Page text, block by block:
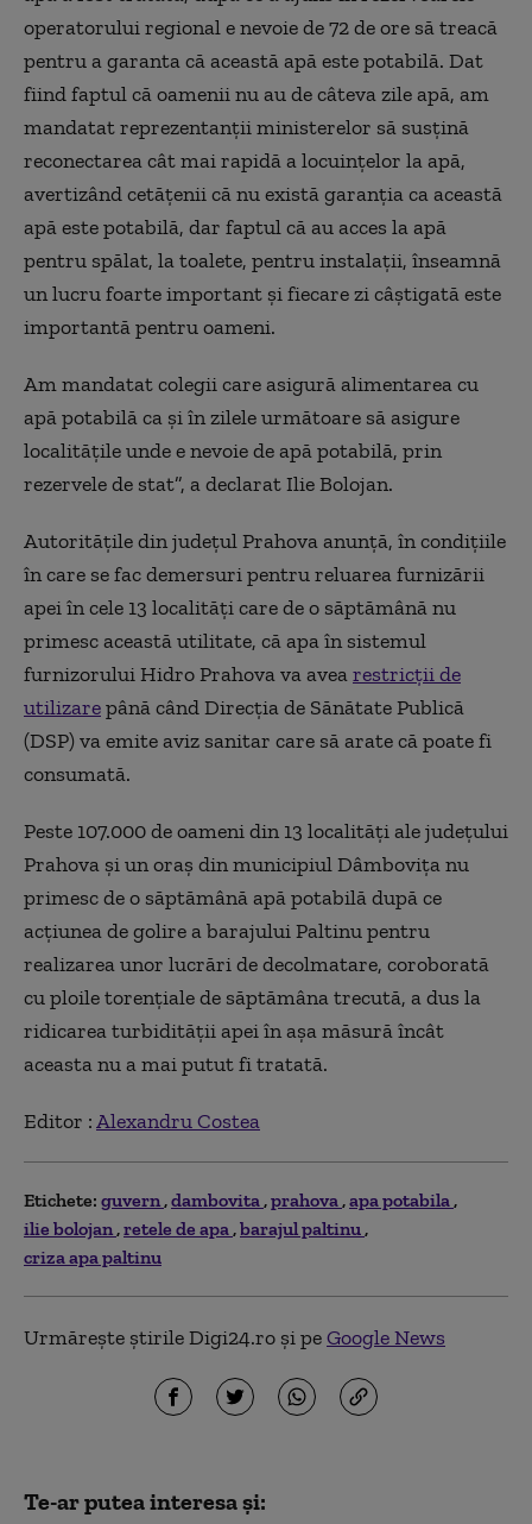
operatorului regional e nevoie de 72 de ore să treacă
pentru a garanta că această apă este potabilă. Dat
fiind faptul că oamenii nu au de câteva zile apă, am
mandatat reprezentanții ministerelor să susțină
reconectarea cât mai rapidă a locuințelor la apă,
avertizând cetățenii că nu există garanția ca această
apă este potabilă, dar faptul că au acces la apă
pentru spălat, la toalete, pentru instalații, înseamnă
un lucru foarte important și fiecare zi câștigată este
importantă pentru oameni.
Am mandatat colegii care asigură alimentarea cu
apă potabilă ca și în zilele următoare să asigure
localitățile unde e nevoie de apă potabilă, prin
rezervele de stat”, a declarat Ilie Bolojan.
Autorităţile din judeţul Prahova anunţă, în condiţiile
în care se fac demersuri pentru reluarea furnizării
apei în cele 13 localităţi care de o săptămână nu
primesc această utilitate, că apa în sistemul
furnizorului Hidro Prahova va avearestricţii de
utilizarepână când Direcţia de Sănătate Publică
(DSP) va emite aviz sanitar care să arate că poate fi
consumată.
Peste 107.000 de oameni din 13 localităţi ale judeţului
Prahova şi un oraş din municipiul Dâmboviţa nu
primesc de o săptămână apă potabilă după ce
acţiunea de golire a barajului Paltinu pentru
realizarea unor lucrări de decolmatare, coroborată
cu ploile torenţiale de săptămâna trecută, a dus la
ridicarea turbidităţii apei în aşa măsură încât
aceasta nu a mai putut fi tratată.
Editor :Alexandru Costea
Etichete: guvern dambovita prahova apa potabila
ilie bolojan retele de apa barajul paltinu
criza apa paltinu
Urmărește știrile Digi24.ro și peGoogle News
Te-ar putea interesa și: